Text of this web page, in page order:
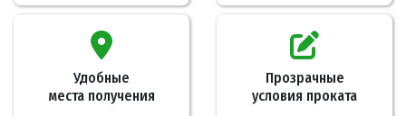
Удобные
места получения
Прозрачные
условия проката